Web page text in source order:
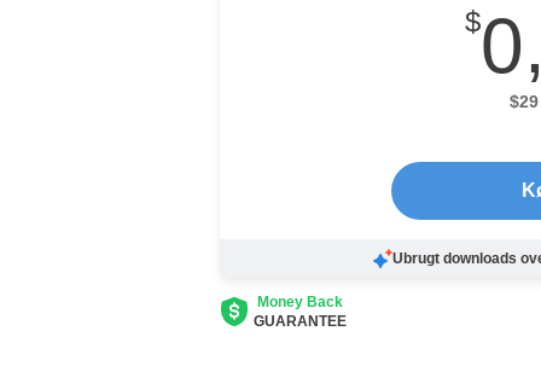
$
$29
Ubrugt downloads
Money Back
GUARANTEE